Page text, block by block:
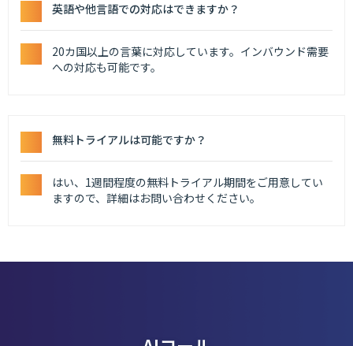
英語や他言語での対応はできますか？
20カ国以上の言葉に対応しています。インバウンド需要
への対応も可能です。
無料トライアルは可能ですか？
はい、1週間程度の無料トライアル期間をご用意してい
ますので、詳細はお問い合わせください。